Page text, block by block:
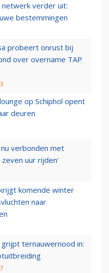
netwerk verder uit:
bestemmingen
probeert onrust bij
over overname TAP
op Schiphol opent
deuren
verbonden met
uur rijden'
komende winter
naar
ternauwernood in: